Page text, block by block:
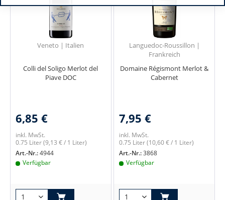
Veneto | Italien
Colli del Soligo Merlot del
Piave DOC
6,85 €
inkl. MwSt.
0.75 Liter(9,13 € / 1 Liter)
Art.-Nr.:4944
Verfügbar
Languedoc-Roussillon |
Frankreich
Domaine Régismont Merlot &
Cabernet
7,95 €
inkl. MwSt.
0.75 Liter(10,60 € / 1 Liter)
Art.-Nr.:3868
Verfügbar